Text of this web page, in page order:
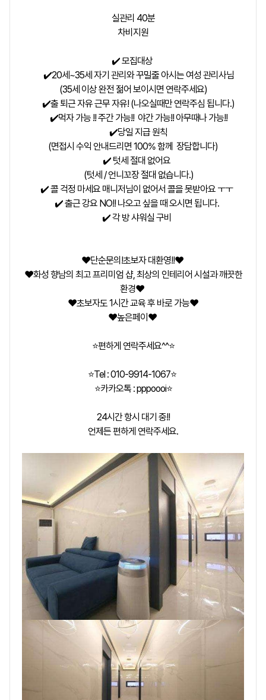
실관리 40분
차비지원
✔️ 모집대상
✔️20세~35세 자기 관리와 꾸밀줄 아시는 여성 관리사님
(35세 이상 완전 젊어 보이시면 연락주세요)
✔️출 퇴근 자유 근무 자유! (나오실때만 연락주심 됩니다.)
✔️먹자 가능 !! 주간 가능!! 야간 가능!! 아무때나 가능!!
✔️당일 지급 원칙
(면접시 수익 안내드리면 100% 함께 장담합니다)
✔️ 텃세 절대 없어요
(텃세 / 언니꼬장 절대 없습니다.)
✔️ 콜 걱정 마세요 매니저님이 없어서 콜을 못받아요 ㅜㅜ
✔️ 출근 강요 NO!! 나오고 싶을 때 오시면 됩니다.
✔️ 각 방 샤워실 구비
❤️단순문의!초보자 대환영!!❤️
❤️화성 향남의 최고 프리미엄 샵, 최상의 인테리어 시설과 깨끗한
환경❤️
❤️초보자도 1시간 교육 후 바로 가능❤️
❤️높은페이❤️
⭐편하게 연락주세요^^⭐
⭐Tel : 010-9914-1067⭐
⭐카카오톡 : pppoooi⭐
24시간 항시 대기 중!!
언제든 편하게 연락주세요.